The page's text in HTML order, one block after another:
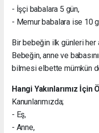
- İşçi babalara 5 gün,
- Memur babalara ise 10
Bir bebeğin ilk günleri her
Bebeğin, anne ve
bilmesi elbette mümkün
Hangi Yakınlarımız İçin
Kanunlarımızda;
- Eş,
- Anne,